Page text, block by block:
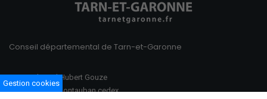
Conseil départemental de Tarn-et-Garonne
100 Boulevard Hubert Gouze
BP 783 82013 Montauban cedex
Gestion cookies